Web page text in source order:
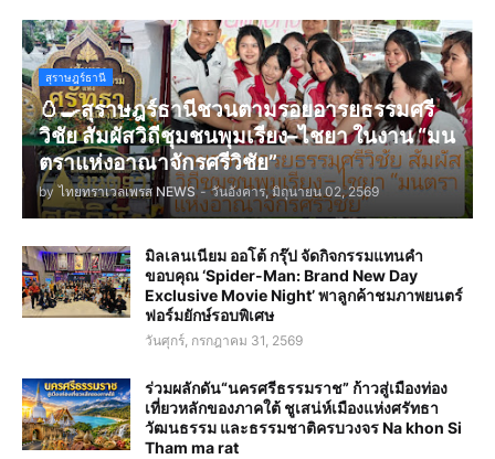
สุราษฎร์ธานี
🥚🍳สุราษฎร์ธานีชวนตามรอยอารยธรรมศรี
วิชัย สัมผัสวิถีชุมชนพุมเรียง–ไชยา ในงาน “มน
ตราแห่งอาณาจักรศรีวิชัย”
by ไทยทราเวลเพรส NEWS - วันอังคาร, มิถุนายน 02, 2569
มิลเลนเนียม ออโต้ กรุ๊ป จัดกิจกรรมแทนคำ
ขอบคุณ ‘Spider-Man: Brand New Day
Exclusive Movie Night’ พาลูกค้าชมภาพยนตร์
ฟอร์มยักษ์รอบพิเศษ
วันศุกร์, กรกฎาคม 31, 2569
ร่วมผลักดัน“นครศรีธรรมราช” ก้าวสู่เมืองท่อง
เที่ยวหลักของภาคใต้ ชูเสน่ห์เมืองแห่งศรัทธา
วัฒนธรรม และธรรมชาติครบวงจร Na khon Si
Tham ma rat